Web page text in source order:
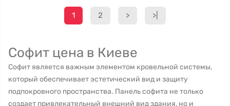
1 2 > >|
Софит цена в Киеве
Софит является важным элементом кровельной системы,
который обеспечивает эстетический вид и защиту
подпокровного пространства. Панель софита не только
создает привлекательный внешний вид здания, но и